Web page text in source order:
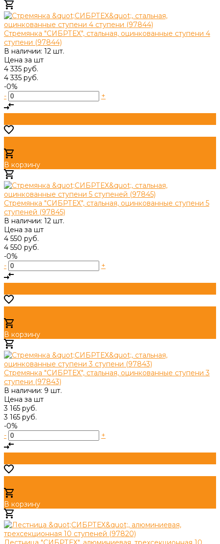
Стремянка "СИБРТЕХ", стальная, оцинкованные ступени 4
ступени (97844)
В наличии: 12 шт.
Цена за шт
4 335 руб.
4 335 руб.
-0%
-
+
В корзину
Стремянка "СИБРТЕХ", стальная, оцинкованные ступени 5
ступеней (97845)
В наличии: 12 шт.
Цена за шт
4 550 руб.
4 550 руб.
-0%
-
+
В корзину
Стремянка "СИБРТЕХ", стальная, оцинкованные ступени 3
ступени (97843)
В наличии: 9 шт.
Цена за шт
3 165 руб.
3 165 руб.
-0%
-
+
В корзину